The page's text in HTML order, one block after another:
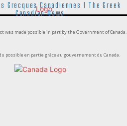
Grecques Canadiennes I The Greek
Canadian News
was made possible in part by the Government of Canada.
possible en partie grâce au gouvernement du Canada.